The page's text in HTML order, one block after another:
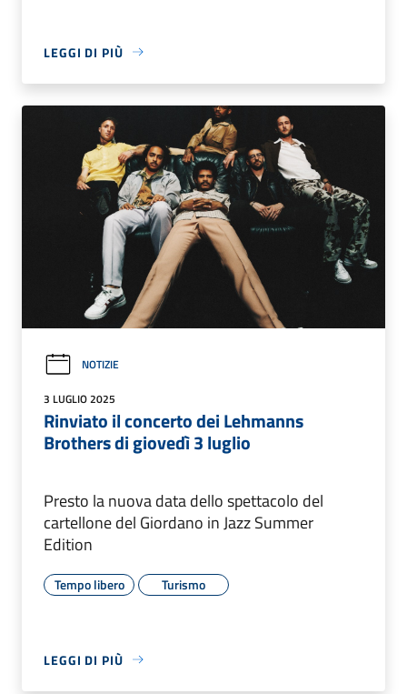
LEGGI DI PIÙ
NOTIZIE
3 LUGLIO 2025
Rinviato il concerto dei Lehmanns
Brothers di giovedì 3 luglio
Presto la nuova data dello spettacolo del
cartellone del Giordano in Jazz Summer
Edition
Tempo libero Turismo
LEGGI DI PIÙ